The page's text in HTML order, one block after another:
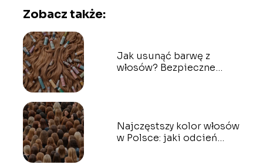
Zobacz także:
Jak usunąć barwę z
włosów? Bezpieczne
Najczęstszy kolor włosów
w Polsce: jaki odcień